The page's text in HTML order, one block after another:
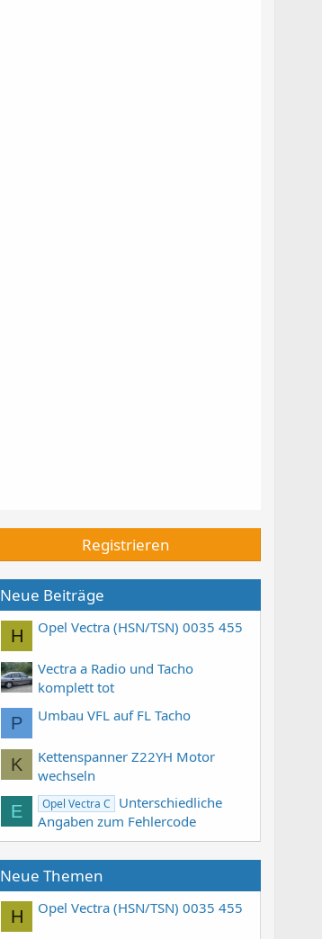
Registrieren
Neue Beiträge
H Opel Vectra (HSN/TSN) 0035 455
Vectra a Radio und Tacho
komplett tot
P Umbau VFL auf FL Tacho
K
Kettenspanner Z22YH Motor
wechseln
E Opel Vectra C
Unterschiedliche
Angaben zum Fehlercode
Neue Themen
H Opel Vectra (HSN/TSN) 0035 455